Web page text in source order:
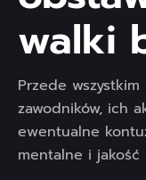
walki
Przede
zawodników, ich
ewentualne
mentalne i jakość